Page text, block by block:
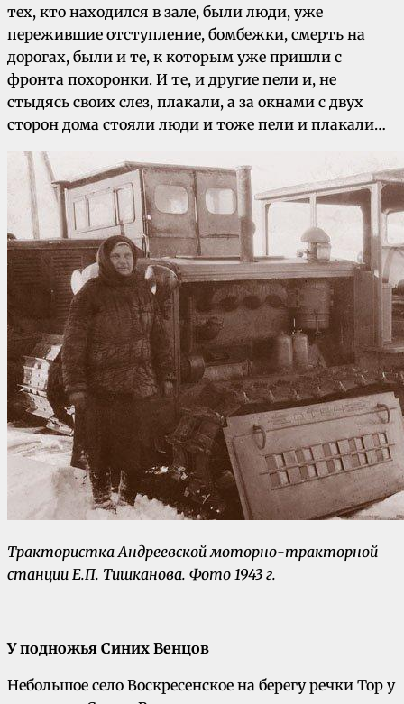
тех, кто находился в зале, были люди, уже
пережившие отступление, бомбежки, смерть на
дорогах, были и те, к которым уже пришли с
фронта похоронки. И те, и другие пели и, не
стыдясь своих слез, плакали, а за окнами с двух
сторон дома стояли люди и тоже пели и плакали…
Трактористка Андреевской моторно-тракторной
станции Е.П. Тишканова. Фото 1943 г.
У подножья Синих Венцов
Небольшое село Воскресенское на берегу речки Тор у